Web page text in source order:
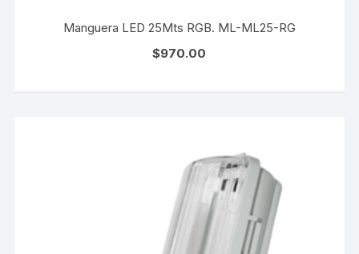
Manguera LED 25Mts RGB. ML-ML25-RG
$970.00